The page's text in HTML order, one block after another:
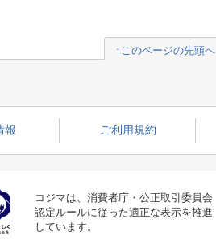
↑このページの先頭へ
報 ご利用規約
コジマは、消費者庁・公正取引委員会
認定ルールに従った適正な表示を推進
しています。